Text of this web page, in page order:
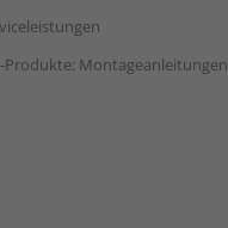
Produkte: Montageanleitungen